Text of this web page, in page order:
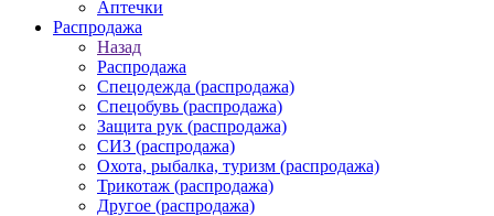
Аптечки
Распродажа
Назад
Распродажа
Спецодежда (распродажа)
Спецобувь (распродажа)
Защита рук (распродажа)
СИЗ (распродажа)
Охота, рыбалка, туризм (распродажа)
Трикотаж (распродажа)
Другое (распродажа)